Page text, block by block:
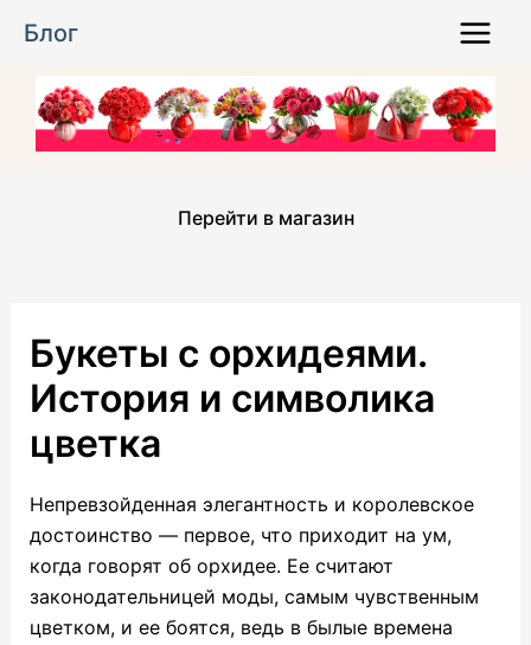
Блог
Menu
Перейти в магазин
Букеты с орхидеями.
История и символика
цветка
Непревзойденная элегантность и королевское
достоинство — первое, что приходит на ум,
когда говорят об орхидее. Ее считают
законодательницей моды, самым чувственным
цветком, и ее боятся, ведь в былые времена